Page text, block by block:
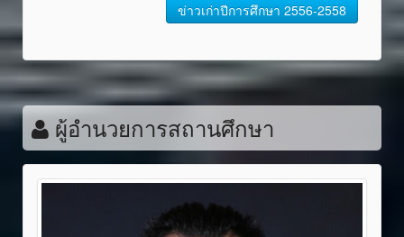
ข่าวเก่าปีการศึกษา 2556-2558
ผู้อำนวยการสถานศึกษา